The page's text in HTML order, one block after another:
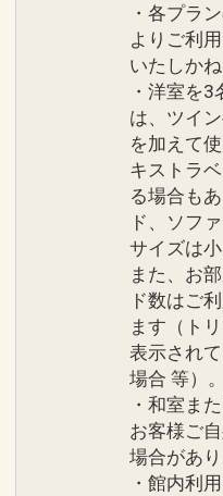
インターネット
17448932
・各プラ
よりご利
いたしかね
・洋室を
は、ツイ
を加えて
キストラ
る場合も
ド、ソフ
サイズは
また、お
ド数はご
ます（ト
表示され
場合 等）。
・和室ま
お客様ご
場合があり
・館内利